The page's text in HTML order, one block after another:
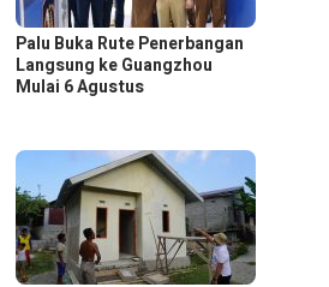
Palu Buka Rute Penerbangan
Langsung ke Guangzhou
Mulai 6 Agustus